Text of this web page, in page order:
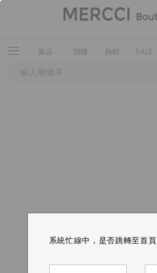
新品 預購 熱銷 SALE
系統忙線中，是否跳轉至首頁
系統忙線中，是否跳轉至首頁
系統忙線中，是否跳轉至首頁
系統忙線中，是否跳轉至首頁
系統忙線中，是否跳轉至首頁